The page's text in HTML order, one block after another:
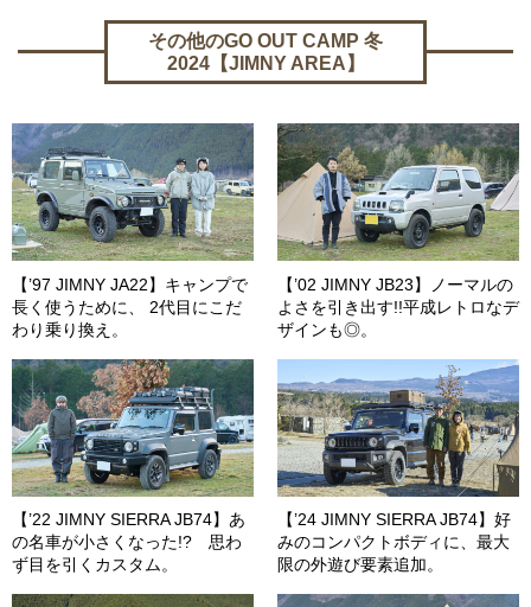
その他のGO OUT CAMP 冬
2024【JIMNY AREA】
【’97 JIMNY JA22】キャンプで
長く使うために、 2代目にこだ
わり乗り換え。
【’02 JIMNY JB23】ノーマルの
よさを引き出す!!平成レトロなデ
ザインも◎。
【’22 JIMNY SIERRA JB74】あ
の名車が小さくなった!? 思わ
ず目を引くカスタム。
【’24 JIMNY SIERRA JB74】好
みのコンパクトボディに、最大
限の外遊び要素追加。